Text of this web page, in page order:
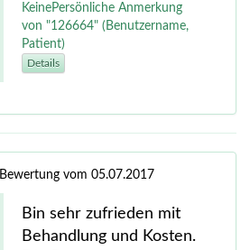
KeinePersönliche Anmerkung
von "126664" (Benutzername,
Patient)
Details
Bewertung vom 05.07.2017
Bin sehr zufrieden mit
Behandlung und Kosten.